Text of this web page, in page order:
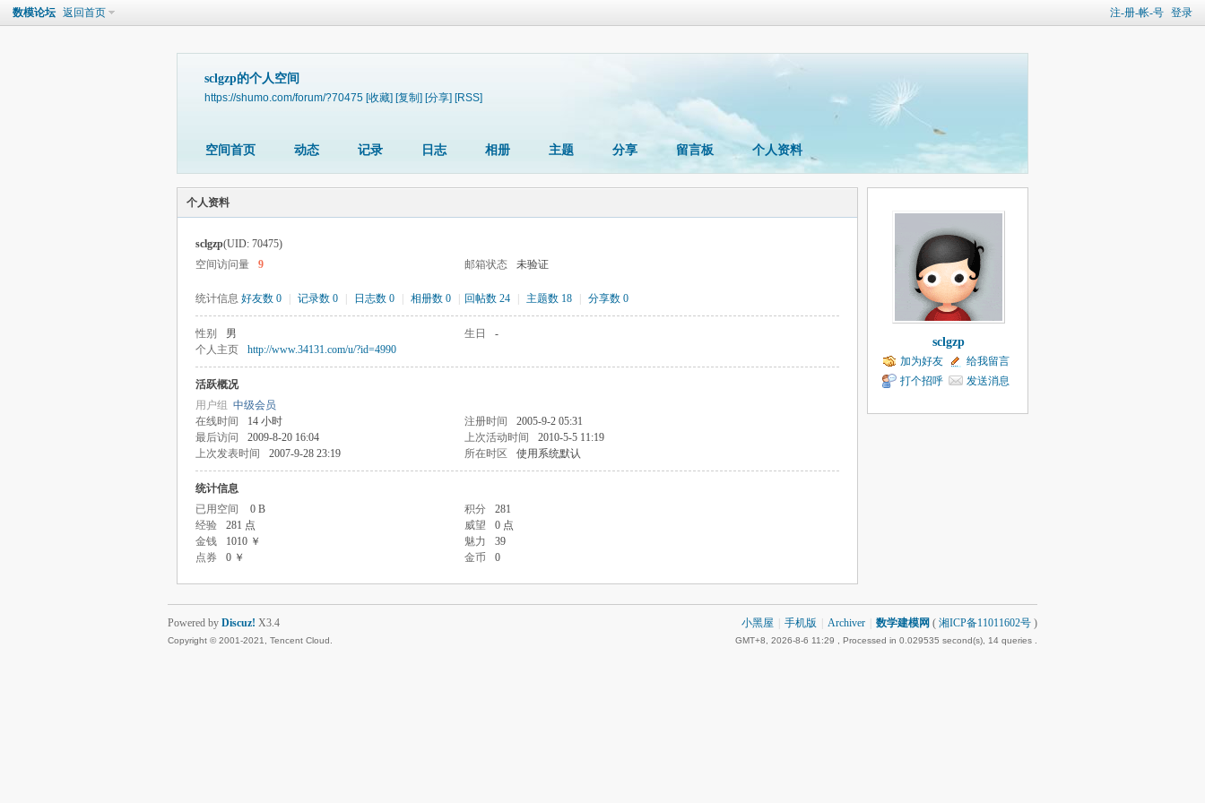
注-册-帐-号 登录
数模论坛 返回首页
sclgzp的个人空间
https://shumo.com/forum/?70475 [收藏] [复制] [分享] [RSS]
空间首页 动态 记录 日志 相册 主题 分享 留言板 个人资料
个人资料
sclgzp(UID: 70475)
空间访问量
9 邮箱状态 未验证
统计信息 好友数 0 记录数 0 日志数 0 相册数 0 回帖数 24 主题数 18 分享数 0
性别 男 生日
-
个人主页
http://www.34131.com/u/?id=4990
活跃概况
用户组 中级会员
在线时间
14 小时 注册时间
2005-9-2 05:31
最后访问
2009-8-20 16:04 上次活动时间
2010-5-5 11:19
上次发表时间
2007-9-28 23:19 所在时区 使用系统默认
统计信息
已用空间
0 B 积分
281
经验
281 点 威望
0 点
金钱
1010 ￥ 魅力
39
点券
0 ￥ 金币 0
sclgzp
加为好友
给我留言
打个招呼
发送消息
小黑屋 手机版 Archiver 数学建模网 ( 湘ICP备11011602号 )
GMT+8, 2026-8-6 11:29 , Processed in 0.029535 second(s), 14 queries .
Powered by Discuz! X3.4
Copyright © 2001-2021, Tencent Cloud.